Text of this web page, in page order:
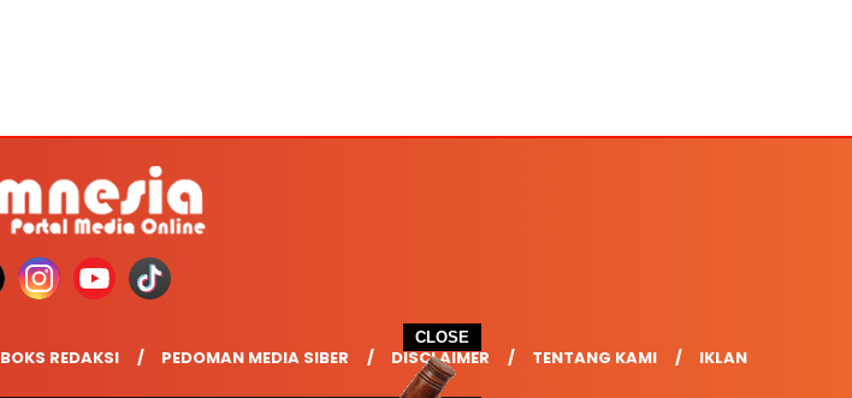
CLOSE
BOKS REDAKSI PEDOMAN MEDIA SIBER DISCLAIMER TENTANG KAMI IKLAN